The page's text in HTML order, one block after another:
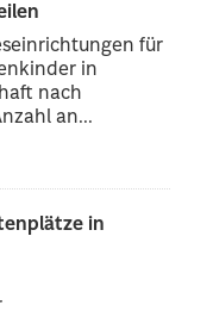
für
in
nach
an...
in